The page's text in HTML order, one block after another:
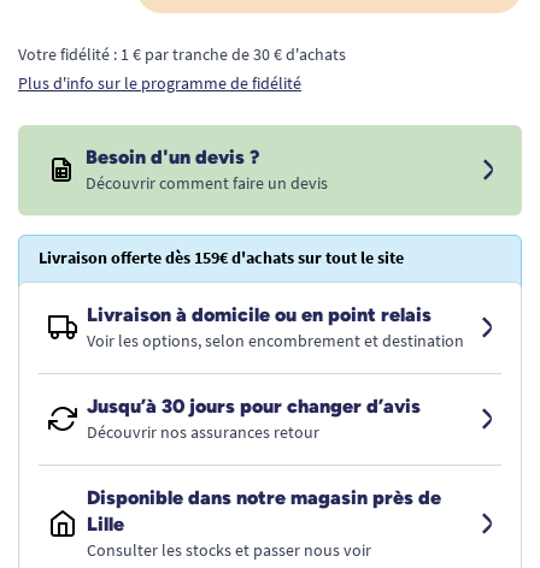
Votre fidélité : 1 € par tranche de 30 € d'achats
Plus d'info sur le programme de fidélité
Besoin d'un devis ?
Découvrir comment faire un devis
Livraison offerte dès 159€ d'achats sur tout le site
Livraison à domicile ou en point relais
Voir les options, selon encombrement et destination
Jusqu’à 30 jours pour changer d’avis
Découvrir nos assurances retour
Disponible dans notre magasin près de
Lille
Consulter les stocks et passer nous voir